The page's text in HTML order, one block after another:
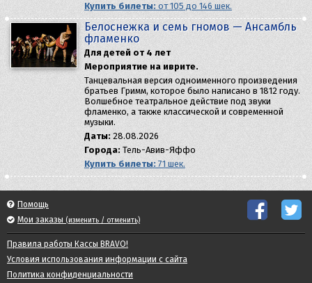
Купить билеты: от 105 до 146 шек.
Белоснежка и семь гномов — Aнсамбль
фламенко
Для детей от 4 лет
Мероприятие на иврите.
Танцевальная версия одноименного произведения
братьев Гримм, которое было написано в 1812 году.
Волшебное театральное действие под звуки
фламенко, а также классической и современной
музыки.
Даты: 28.08.2026
Города: Тель-Авив-Яффо
Купить билеты: 71 шек.
Помощь
Мои заказы (изменить / отменить)
Правила работы Кассы BRAVO!
Условия использования информации с сайта
Политика конфиденциальности